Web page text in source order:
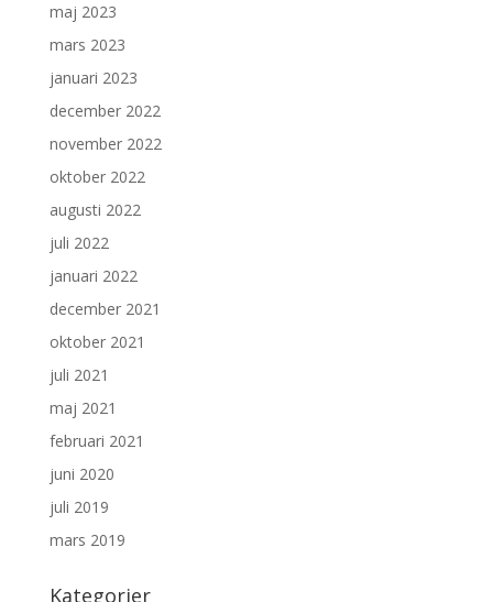
maj 2023
mars 2023
januari 2023
december 2022
november 2022
oktober 2022
augusti 2022
juli 2022
januari 2022
december 2021
oktober 2021
juli 2021
maj 2021
februari 2021
juni 2020
juli 2019
mars 2019
Kategorier